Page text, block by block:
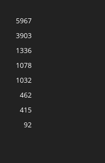
5967
3903
1336
1078
1032
462
415
92